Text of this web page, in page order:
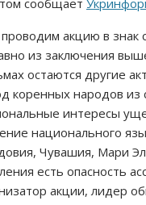
сообщает
акцию в знак
из заключения
остаются другие
коренных народов из
интересы
национального
Чувашия, Мари
есть опасность
акции, лидер